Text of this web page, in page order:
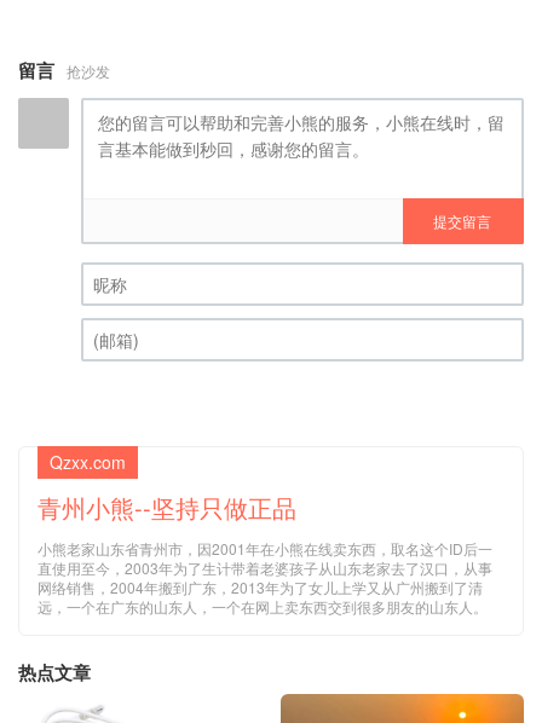
留言 抢沙发
提交留言
昵称 (必填)
Qzxx.com
青州小熊--坚持只做正品
小熊老家山东省青州市，因2001年在小熊在线卖东西，取名这个ID后一
直使用至今，2003年为了生计带着老婆孩子从山东老家去了汉口，从事
网络销售，2004年搬到广东，2013年为了女儿上学又从广州搬到了清
远，一个在广东的山东人，一个在网上卖东西交到很多朋友的山东人。
热点文章